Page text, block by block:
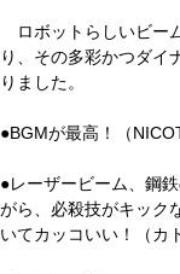
ロボットらしいビー
り、その多彩かつダイ
りました。
●BGMが最高！（
●レーザービーム、鋼
がら、必殺技がキック
いてカッコいい！（カ